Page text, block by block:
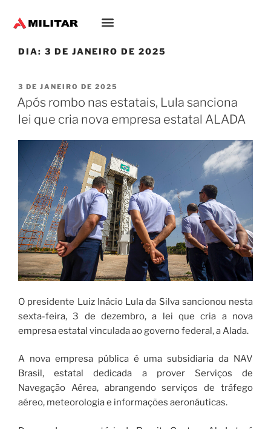
DIA: 3 DE JANEIRO DE 2025
3 DE JANEIRO DE 2025
Após rombo nas estatais, Lula sanciona
lei que cria nova empresa estatal ALADA
O presidente Luiz Inácio Lula da Silva sancionou nesta
sexta-feira, 3 de dezembro, a lei que cria a nova
empresa estatal vinculada ao governo federal, a Alada.
A nova empresa pública é uma subsidiaria da NAV
Brasil, estatal dedicada a prover Serviços de
Navegação Aérea, abrangendo serviços de tráfego
aéreo, meteorologia e informações aeronáuticas.